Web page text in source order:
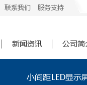
联系我们 服务支持
新闻资讯 公司简
小间距LED显示